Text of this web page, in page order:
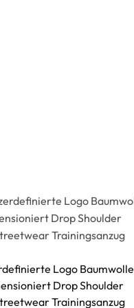
Logo Baumwolle
Drop Shoulder
Trainingsanzug